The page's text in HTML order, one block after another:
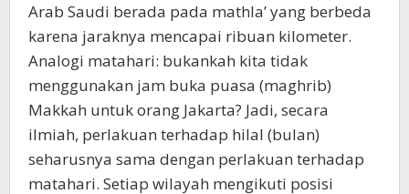
Arab Saudi berada pada mathla’ yang berbeda
karena jaraknya mencapai ribuan kilometer.
Analogi matahari: bukankah kita tidak
menggunakan jam buka puasa (maghrib)
Makkah untuk orang Jakarta? Jadi, secara
ilmiah, perlakuan terhadap hilal (bulan)
seharusnya sama dengan perlakuan terhadap
matahari. Setiap wilayah mengikuti posisi